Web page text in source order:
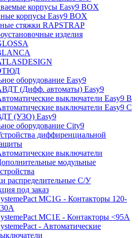
корпусы Easy9 BOX
корпусы Easy9 BOX
стяжки RAPSTRAP
изделия
оборудование Easy9
(Дифф. автоматы) Easy9
выключатели Easy9 В
выключатели Easy9 С
(УЗО) Easy9
оборудование City9
диффиренциальной
выключатели
модульные
распределительные C/У
под заказ
MC1G - Контакторы 120-
MC1E - Контакторы <95A
- Автоматические